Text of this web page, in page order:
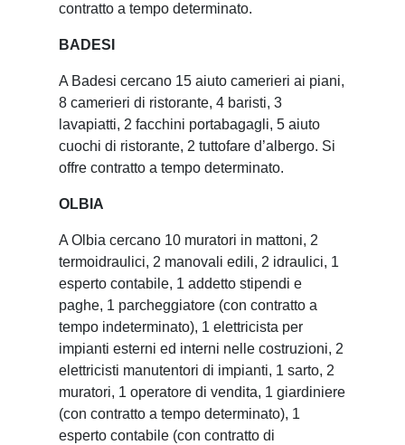
contratto a tempo determinato.
BADESI
A Badesi cercano 15 aiuto camerieri ai piani,
8 camerieri di ristorante, 4 baristi, 3
lavapiatti, 2 facchini portabagagli, 5 aiuto
cuochi di ristorante, 2 tuttofare d’albergo. Si
offre contratto a tempo determinato.
OLBIA
A Olbia cercano 10 muratori in mattoni, 2
termoidraulici, 2 manovali edili, 2 idraulici, 1
esperto contabile, 1 addetto stipendi e
paghe, 1 parcheggiatore (con contratto a
tempo indeterminato), 1 elettricista per
impianti esterni ed interni nelle costruzioni, 2
elettricisti manutentori di impianti, 1 sarto, 2
muratori, 1 operatore di vendita, 1 giardiniere
(con contratto a tempo determinato), 1
esperto contabile (con contratto di